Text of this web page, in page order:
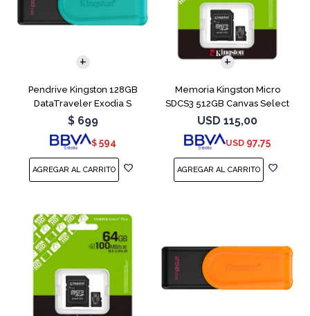
Pendrive Kingston 128GB
DataTraveler Exodia S
Turquesa
$ 699
$ 594
Memoria Kingston Micro
SDCS3 512GB Canvas Select
Plus
USD 115,00
USD 97,75